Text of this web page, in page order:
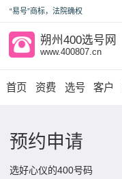
“易号”商标，法院确权
朔州400选号网
www.400807.cn
首页 资费 选号 客户
预约申请
选好心仪的400号码